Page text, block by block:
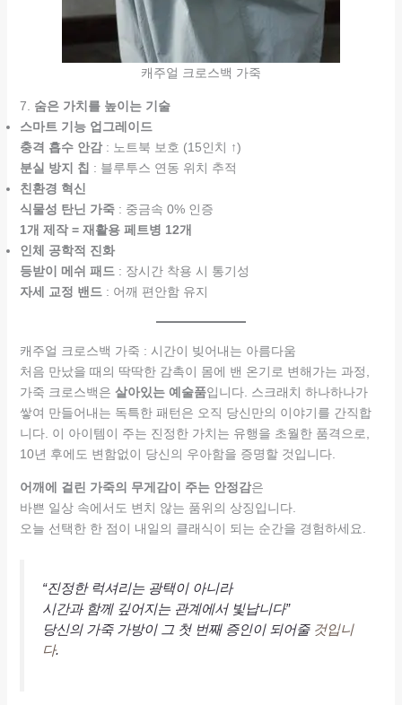
캐주얼 크로스백 가죽
7. 숨은 가치를 높이는 기술
스마트 기능 업그레이드
충격 흡수 안감: 노트북 보호 (15인치 ↑)
분실 방지 칩 : 블루투스 연동 위치 추적
친환경 혁신
식물성 탄닌 가죽: 중금속 0% 인증
1개 제작 = 재활용 페트병 12개
인체 공학적 진화
등받이 메쉬 패드 : 장시간 착용 시 통기성
자세 교정 밴드 : 어깨 편안함 유지
캐주얼 크로스백 가죽 : 시간이 빚어내는 아름다움
처음 만났을 때의 딱딱한 감촉이 몸에 밴 온기로 변해가는 과정,
가죽 크로스백은 살아있는 예술품입니다. 스크래치 하나하나가
쌓여 만들어내는 독특한 패턴은 오직 당신만의 이야기를 간직합
니다. 이 아이템이 주는 진정한 가치는 유행을 초월한 품격으로,
10년 후에도 변함없이 당신의 우아함을 증명할 것입니다.
어깨에 걸린 가죽의 무게감이 주는 안정감은
바쁜 일상 속에서도 변치 않는 품위의 상징입니다.
오늘 선택한 한 점이 내일의 클래식이 되는 순간을 경험하세요.
“진정한 럭셔리는 광택이 아니라
시간과 함께 깊어지는 관계에서 빛납니다”
당신의 가죽 가방이 그 첫 번째 증인이 되어줄 것입니
다.